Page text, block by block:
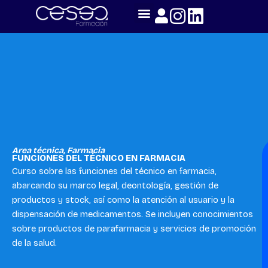
content
Area técnica, Farmacia
FUNCIONES DEL TÉCNICO EN FARMACIA
Curso sobre las funciones del técnico en farmacia,
abarcando su marco legal, deontología, gestión de
productos y stock, así como la atención al usuario y la
dispensación de medicamentos. Se incluyen conocimientos
sobre productos de parafarmacia y servicios de promoción
de la salud.